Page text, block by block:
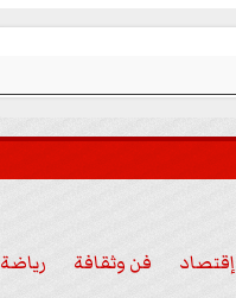
إقتصاد فن وثقافة رياضة